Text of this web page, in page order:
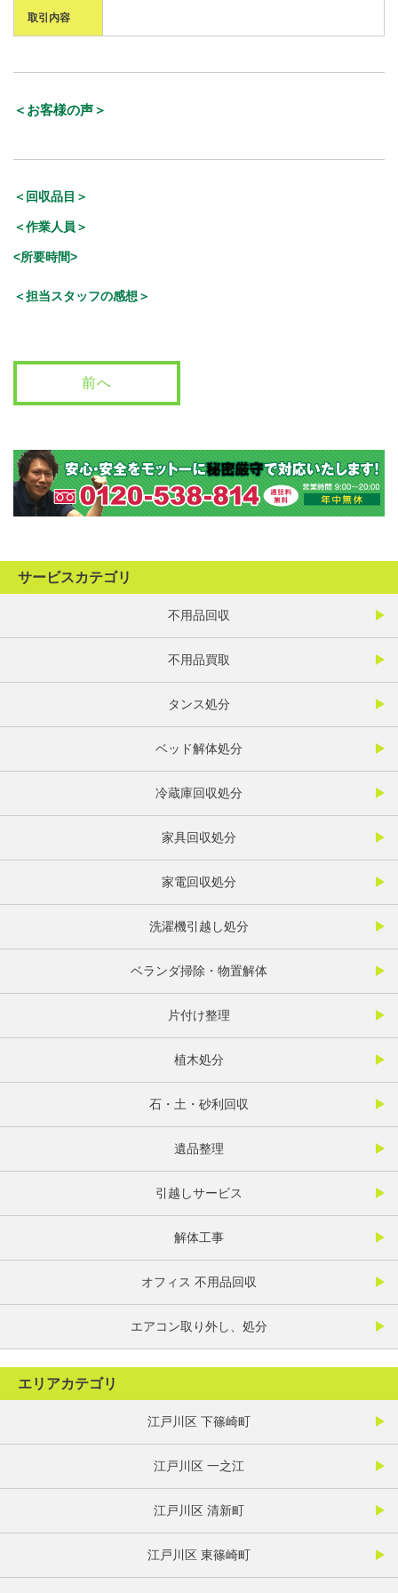
取引内容
＜お客様の声＞
＜回収品目＞
＜作業人員＞
<所要時間>
＜担当スタッフの感想＞
前へ
サービスカテゴリ
不用品回収
不用品買取
タンス処分
ベッド解体処分
冷蔵庫回収処分
家具回収処分
家電回収処分
洗濯機引越し処分
ベランダ掃除・物置解体
片付け整理
植木処分
石・土・砂利回収
遺品整理
引越しサービス
解体工事
オフィス 不用品回収
エアコン取り外し、処分
エリアカテゴリ
江戸川区 下篠崎町
江戸川区 一之江
江戸川区 清新町
江戸川区 東篠崎町